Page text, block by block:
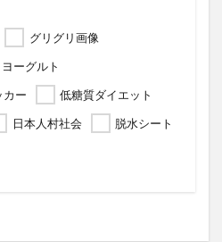
グリグリ画像
ヨーグルト
カー
低糖質ダイエット
日本人村社会 脱水シート